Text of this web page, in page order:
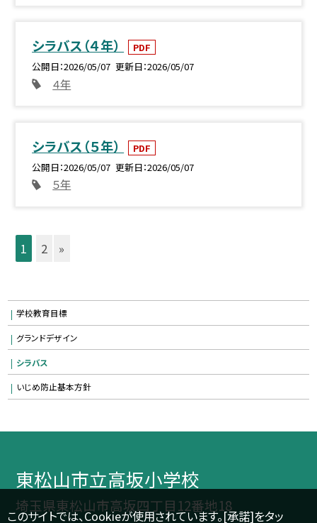
シラバス（４年）
PDF
公開日 2026/05/07 更新日 2026/05/07
４年
シラバス（５年）
PDF
公開日 2026/05/07 更新日 2026/05/07
５年
1 2 »
学校教育目標
グランドデザイン
シラバス
いじめ防止基本方針
東松山市立高坂小学校
埼玉県東松山市高坂四丁目12番地18
このサイトでは、Cookieが使用されています。[承諾]をタッ